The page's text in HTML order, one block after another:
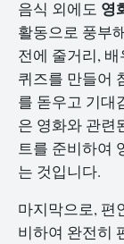
음식 외에도 영
활동으로 풍부
전에 줄거리,
퀴즈를 만들어
를 돋우고 기대
은 영화와 관련
트를 준비하여
는 것입니다.
마지막으로, 편
비하여 완전히